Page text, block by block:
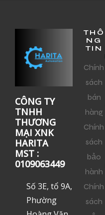
CÔNG TY
TNHH
THƯƠNG
MẠI XNK
HARITA
MST :
0109063449
Số 3E, tổ 9A,
Phường
THÔ
NG
TIN
Chính
sách
bán
hàng
Chính
sách
bảo
hành
Chính
sách